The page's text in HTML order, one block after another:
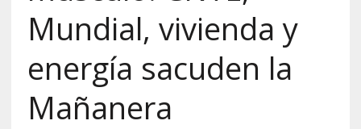
Mundial, vivienda y
energía sacuden la
Mañanera